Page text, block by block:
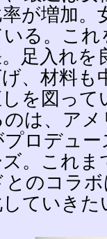
が増加。
る。こ
足入れ
、材料も
を図って
は、ア
ロデュ
ズ。これ
とのコラ
ていきた